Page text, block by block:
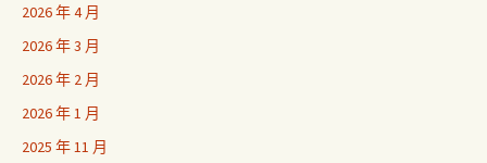
2026 年 4 月
2026 年 3 月
2026 年 2 月
2026 年 1 月
2025 年 11 月